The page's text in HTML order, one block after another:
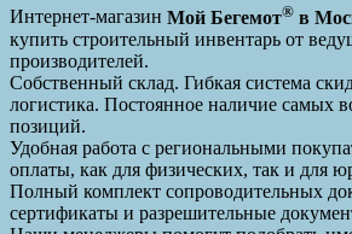
Интернет-магазин Мой Бегемот® в
купить строительный инвентарь от
производителей.
Собственный склад. Гибкая система
логистика. Постоянное наличие самых
позиций.
Удобная работа с региональными
оплаты, как для физических, так и для
Полный комплект сопроводительных
сертификаты и разрешительные